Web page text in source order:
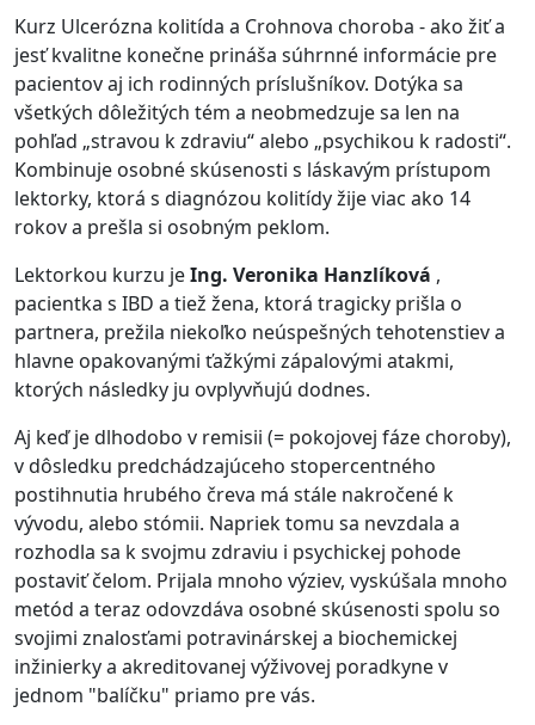
Kurz Ulcerózna kolitída a Crohnova choroba - ako žiť a
jesť kvalitne konečne prináša súhrnné informácie pre
pacientov aj ich rodinných príslušníkov. Dotýka sa
všetkých dôležitých tém a neobmedzuje sa len na
pohľad „stravou k zdraviu“ alebo „psychikou k radosti“.
Kombinuje osobné skúsenosti s láskavým prístupom
lektorky, ktorá s diagnózou kolitídy žije viac ako 14
rokov a prešla si osobným peklom.
Lektorkou kurzu jeIng. Veronika Hanzlíková ,
pacientka s IBD a tiež žena, ktorá tragicky prišla o
partnera, prežila niekoľko neúspešných tehotenstiev a
hlavne opakovanými ťažkými zápalovými atakmi,
ktorých následky ju ovplyvňujú dodnes.
Aj keď je dlhodobo v remisii (= pokojovej fáze choroby),
v dôsledku predchádzajúceho stopercentného
postihnutia hrubého čreva má stále nakročené k
vývodu, alebo stómii. Napriek tomu sa nevzdala a
rozhodla sa k svojmu zdraviu i psychickej pohode
postaviť čelom. Prijala mnoho výziev, vyskúšala mnoho
metód a teraz odovzdáva osobné skúsenosti spolu so
svojimi znalosťami potravinárskej a biochemickej
inžinierky a akreditovanej výživovej poradkyne v
jednom "balíčku" priamo pre vás.